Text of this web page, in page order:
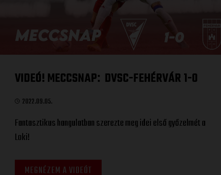
VIDEÓ! MECCSNAP: DVSC-FEHÉRVÁR 1-0
2022.09.05.
Fantasztikus hangulatban szerezte meg idei első győzelmét a
Loki!
MEGNÉZEM A VIDEÓT